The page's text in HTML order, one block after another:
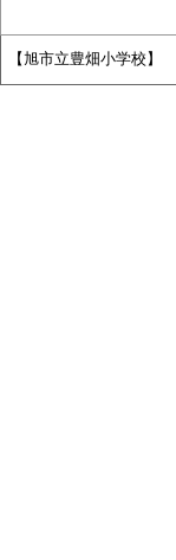
【旭市立豊畑小学校】